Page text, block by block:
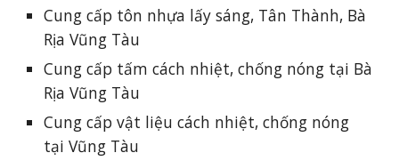
Cung cấp tôn nhựa lấy sáng, Tân Thành, Bà
Rịa Vũng Tàu
Cung cấp tấm cách nhiệt, chống nóng tại Bà
Rịa Vũng Tàu
Cung cấp vật liệu cách nhiệt, chống nóng
tại Vũng Tàu